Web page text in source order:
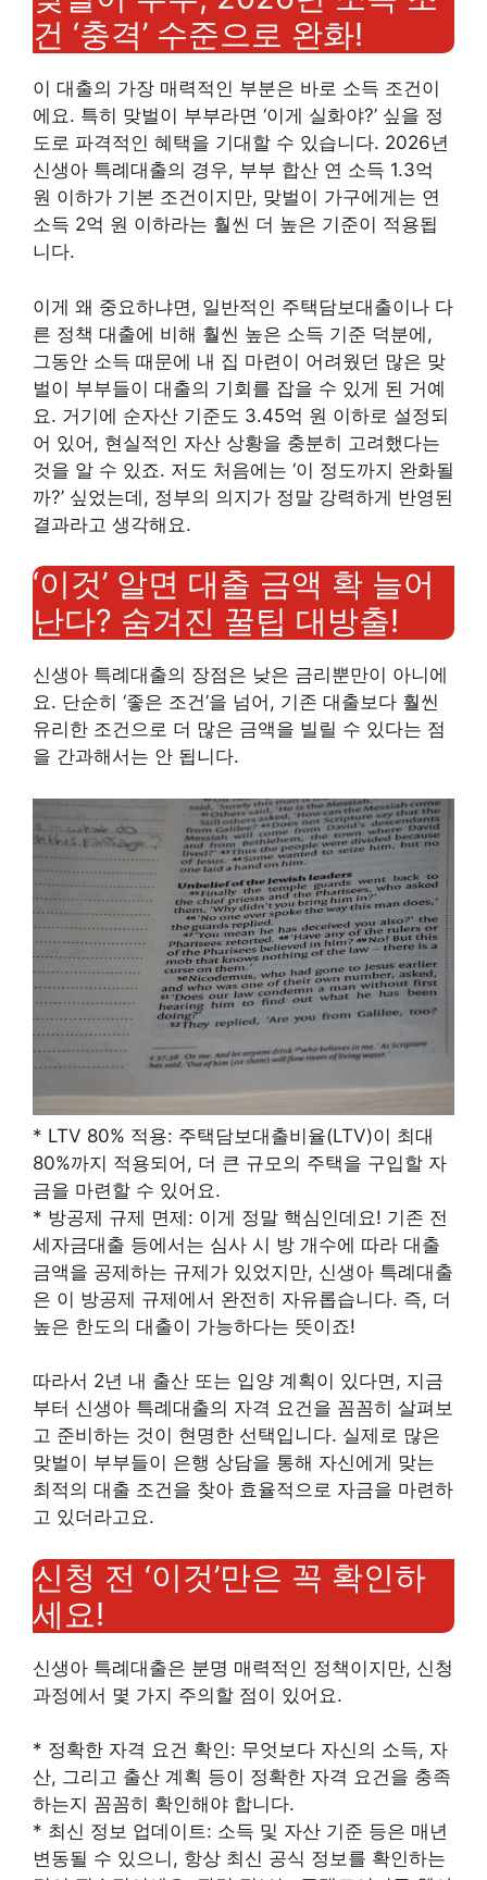
건 ‘충격’ 수준으로 완화!
이 대출의 가장 매력적인 부분은 바로 소득 조건이
에요. 특히 맞벌이 부부라면 ‘이게 실화야?’ 싶을 정
도로 파격적인 혜택을 기대할 수 있습니다. 2026년
신생아 특례대출의 경우, 부부 합산 연 소득 1.3억
원 이하가 기본 조건이지만, 맞벌이 가구에게는 연
소득 2억 원 이하라는 훨씬 더 높은 기준이 적용됩
니다.
이게 왜 중요하냐면, 일반적인 주택담보대출이나 다
른 정책 대출에 비해 훨씬 높은 소득 기준 덕분에,
그동안 소득 때문에 내 집 마련이 어려웠던 많은 맞
벌이 부부들이 대출의 기회를 잡을 수 있게 된 거예
요. 거기에 순자산 기준도 3.45억 원 이하로 설정되
어 있어, 현실적인 자산 상황을 충분히 고려했다는
것을 알 수 있죠. 저도 처음에는 ‘이 정도까지 완화될
까?’ 싶었는데, 정부의 의지가 정말 강력하게 반영된
결과라고 생각해요.
‘이것’ 알면 대출 금액 확 늘어
난다? 숨겨진 꿀팁 대방출!
신생아 특례대출의 장점은 낮은 금리뿐만이 아니에
요. 단순히 ‘좋은 조건’을 넘어, 기존 대출보다 훨씬
유리한 조건으로 더 많은 금액을 빌릴 수 있다는 점
을 간과해서는 안 됩니다.
* LTV 80% 적용: 주택담보대출비율(LTV)이 최대
80%까지 적용되어, 더 큰 규모의 주택을 구입할 자
금을 마련할 수 있어요.
* 방공제 규제 면제: 이게 정말 핵심인데요! 기존 전
세자금대출 등에서는 심사 시 방 개수에 따라 대출
금액을 공제하는 규제가 있었지만, 신생아 특례대출
은 이 방공제 규제에서 완전히 자유롭습니다. 즉, 더
높은 한도의 대출이 가능하다는 뜻이죠!
따라서 2년 내 출산 또는 입양 계획이 있다면, 지금
부터 신생아 특례대출의 자격 요건을 꼼꼼히 살펴보
고 준비하는 것이 현명한 선택입니다. 실제로 많은
맞벌이 부부들이 은행 상담을 통해 자신에게 맞는
최적의 대출 조건을 찾아 효율적으로 자금을 마련하
고 있더라고요.
신청 전 ‘이것’만은 꼭 확인하
세요!
신생아 특례대출은 분명 매력적인 정책이지만, 신청
과정에서 몇 가지 주의할 점이 있어요.
* 정확한 자격 요건 확인: 무엇보다 자신의 소득, 자
산, 그리고 출산 계획 등이 정확한 자격 요건을 충족
하는지 꼼꼼히 확인해야 합니다.
* 최신 정보 업데이트: 소득 및 자산 기준 등은 매년
변동될 수 있으니, 항상 최신 공식 정보를 확인하는